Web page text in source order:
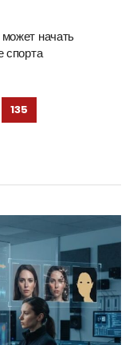
начать
спорта
135